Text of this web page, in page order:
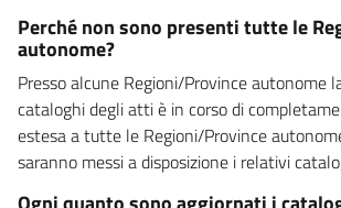
Perché non sono presenti tutte le
autonome?
Presso alcune Regioni/Province autonome
cataloghi degli atti è in corso di
estesa a tutte le Regioni/Province
saranno messi a disposizione i relativi